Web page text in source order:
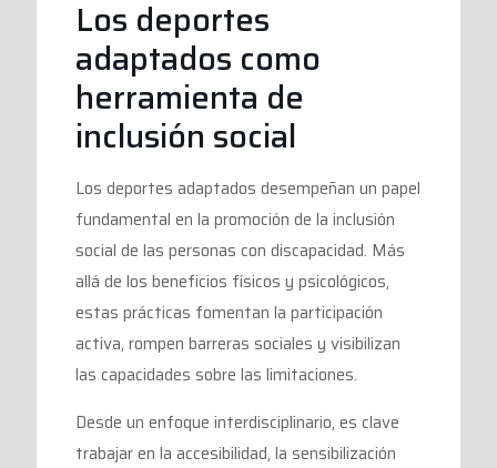
Los deportes
adaptados como
herramienta de
inclusión social
Los deportes adaptados desempeñan un papel
fundamental en la promoción de la inclusión
social de las personas con discapacidad. Más
allá de los beneficios físicos y psicológicos,
estas prácticas fomentan la participación
activa, rompen barreras sociales y visibilizan
las capacidades sobre las limitaciones.
Desde un enfoque interdisciplinario, es clave
trabajar en la accesibilidad, la sensibilización